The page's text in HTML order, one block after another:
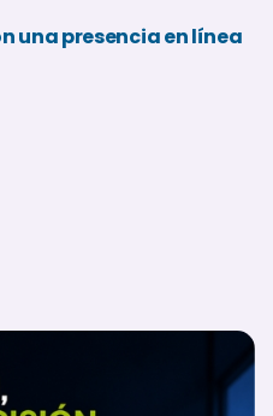
una presencia en línea